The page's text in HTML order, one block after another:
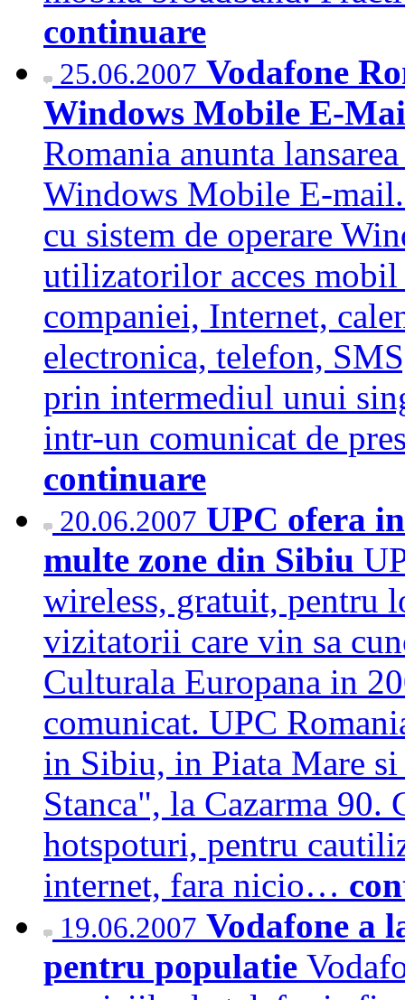
continuare
25.06.2007 Vodafone
Windows Mobile E-
Romania anunta
Windows Mobile E-
cu sistem de operare
utilizatorilor acces
companiei, Internet,
electronica, telefon,
prin intermediul unui
intr-un comunicat de
continuare
20.06.2007 UPC ofera
multe zone din Sibiu
wireless, gratuit, pentru
vizitatorii care vin sa
Culturala Europana in
comunicat. UPC
in Sibiu, in Piata Mare
Stanca", la Cazarma 90.
hotspoturi, pentru
internet, fara nicio…
19.06.2007 Vodafone a
pentru populatie